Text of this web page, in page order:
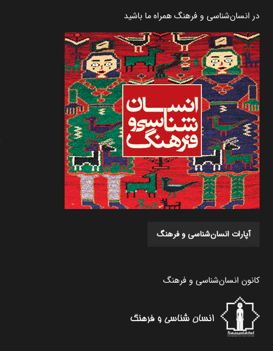
در انسان‌شناسی و فرهنگ همراه ما باشید
آپارات انسان‌شناسی و فرهنگ
کانون انسان‌شناسی و فرهنگ